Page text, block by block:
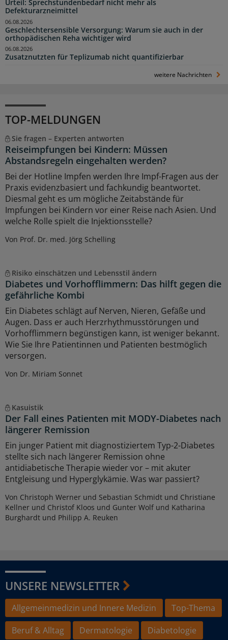
Urteil: Sprechstundenbedarf nicht mehr als
Defekturarzneimittel
Geschlechtersensible Versorgung: Warum sie auch in der
orthopädischen Reha wichtiger wird
06.08.2026
Zusatznutzten für Teplizumab nicht quantifizierbar
06.08.2026
weitere Nachrichten
TOP-MELDUNGEN
Sie fragen – Experten antworten
Reiseimpfungen bei Kindern: Müssen
Abstandsregeln eingehalten werden?
Bei der Hotline Impfen werden Ihre Impf-Fragen aus der
Praxis evidenzbasiert und fachkundig beantwortet.
Diesmal geht es um mögliche Zeitabstände für
Impfungen bei Kindern vor einer Reise nach Asien. Und
welche Rolle spielt die Injektionsstelle?
Von Prof. Dr. med. Jörg Schelling
Risiko einschätzen und Lebensstil ändern
Diabetes und Vorhofflimmern: Das hilft gegen die
gefährliche Kombi
Ein Diabetes schlägt auf Nerven, Nieren, Gefäße und
Augen. Dass er auch Herzrhythmusstörungen und
Vorhofflimmern begünstigen kann, ist weniger bekannt.
Wie Sie Ihre Patientinnen und Patienten bestmöglich
versorgen.
Von Dr. Miriam Sonnet
Kasuistik
Der Fall eines Patienten mit MODY-Diabetes nach
längerer Remission
Ein junger Patient mit diagnostiziertem Typ-2-Diabetes
stellte sich nach längerer Remission ohne
antidiabetische Therapie wieder vor – mit akuter
Entgleisung und Hyperglykämie. Was war passiert?
Von Christoph Werner und Sebastian Schmidt und Christiane
Kellner und Christof Kloos und Gunter Wolf und Katharina
Burghardt und Philipp A. Reuken
UNSERE NEWSLETTER
Allgemeinmedizin und Innere Medizin
Top-Thema
Beruf & Alltag
Dermatologie
Diabetologie